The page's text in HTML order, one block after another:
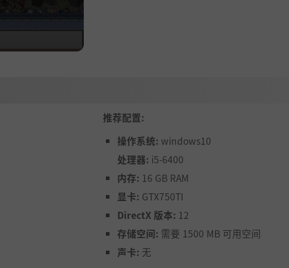
推荐配置:
操作系统: windows10
处理器: i5-6400
内存: 16 GB RAM
显卡: GTX750TI
DirectX 版本: 12
存储空间: 需要 1500 MB 可用空间
声卡: 无